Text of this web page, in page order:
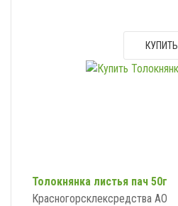
КУПИТЬ
Толокнянка листья пач 50г
Красногорсклексредства АО